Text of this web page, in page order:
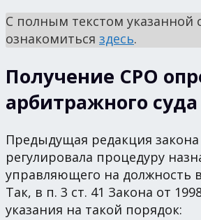
С полным текстом указанной
ознакомиться здесь.
Получение СРО
арбитражного суда
Предыдущая редакция закона
регулировала процедуру
управляющего на должность
Так, в п. 3 ст. 41 Закона от
указания на такой порядок: